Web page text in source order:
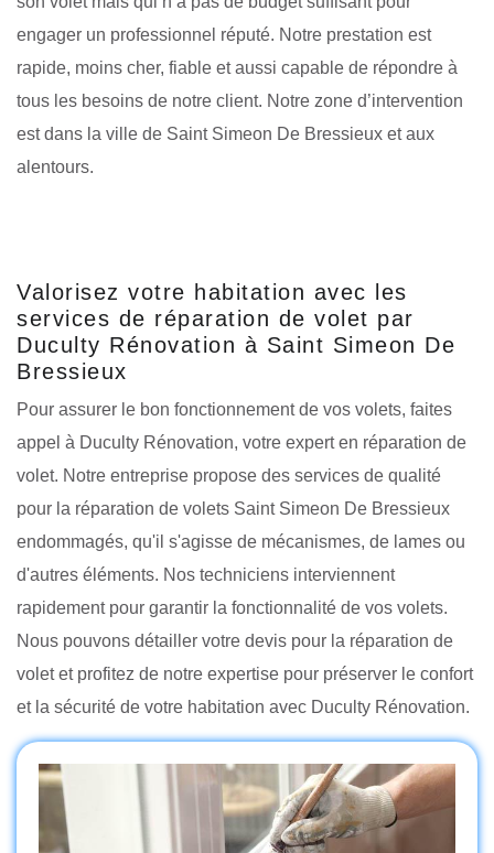
engager un professionnel réputé. Notre prestation est
rapide, moins cher, fiable et aussi capable de répondre à
tous les besoins de notre client. Notre zone d’intervention
est dans la ville de Saint Simeon De Bressieux et aux
alentours.
Valorisez votre habitation avec les
services de réparation de volet par
Duculty Rénovation à Saint Simeon De
Bressieux
Pour assurer le bon fonctionnement de vos volets, faites
appel à Duculty Rénovation, votre expert en réparation de
volet. Notre entreprise propose des services de qualité
pour la réparation de volets Saint Simeon De Bressieux
endommagés, qu'il s'agisse de mécanismes, de lames ou
d'autres éléments. Nos techniciens interviennent
rapidement pour garantir la fonctionnalité de vos volets.
Nous pouvons détailler votre devis pour la réparation de
volet et profitez de notre expertise pour préserver le confort
et la sécurité de votre habitation avec Duculty Rénovation.